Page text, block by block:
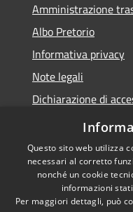
Amministrazione
Albo Pretorio
Informativa privacy
Note legali
Dichiarazione di
Obiettivi di
Questo sito web utilizza
necessari al corretto
nonché un cookie
informazioni
Per maggiori dettagli, può